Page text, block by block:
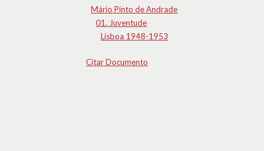
Mário Pinto de Andrade
01. Juventude
Lisboa 1948-1953
Citar Documento